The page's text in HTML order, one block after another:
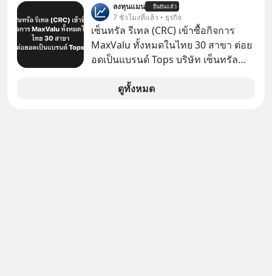
ลงทุนแมน ยืนยันแล้ว
7 ชั่วโมงที่แล้ว • ธุรกิจ
เซ็นทรัล รีเทล (CRC) เข้าซื้อกิจการ
MaxValu ทั้งหมดในไทย 30 สาขา ต่อย
อดเป็นแบรนด์ Tops บริษัท เซ็นทรัล
CRC แจ้งตลาดหลักทรัพย์ฯ ว่า บริษัท
ดูทั้งหมด